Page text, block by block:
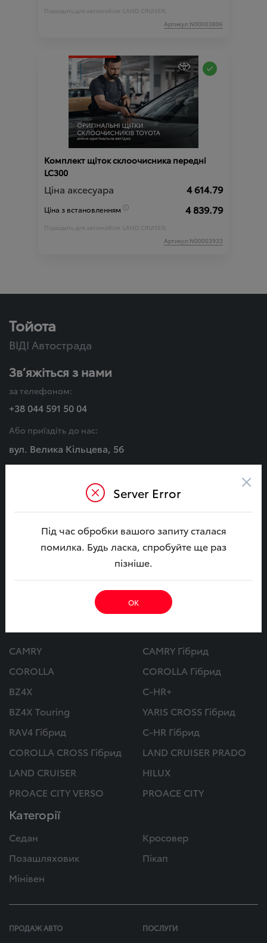
Підходить для автомобіля :LAND CRUISER;
Артикул:N00003806
Комплект щіток склоочисника передні
LC300
Ціна аксесуара 4 614.79
Ціна з встановленням 4 839.79
Підходить для автомобіля :LAND CRUISER;
Артикул:N00003933
Тойота
ВІДІ Автострада
Зв’яжіться з нами
за телефоном:
+38 044 591 50 04
Або приїздіть до нас:
вул. Велика Кільцева, 56
08:00 - 20:00
09:00 - 18:00
CAMRY
CAMRY Гібрид
COROLLA
COROLLA Гібрид
BZ4X
C-HR+
BZ4X Touring
YARIS CROSS Гібрид
RAV4 Гібрид
C-HR Гібрид
COROLLA CROSS Гібрид
LAND CRUISER PRADO
LAND CRUISER
HILUX
PROACE CITY VERSO
PROACE CITY
Категорії
Седан
Кросовер
Позашляховик
Пікап
Мінівен
ПРОДАЖ АВТО ПОСЛУГИ
Server Error ×
Під час обробки вашого запиту сталася
помилка. Будь ласка, спробуйте ще раз
пізніше.
ОК